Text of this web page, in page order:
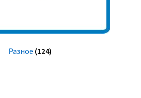
Разное (124)